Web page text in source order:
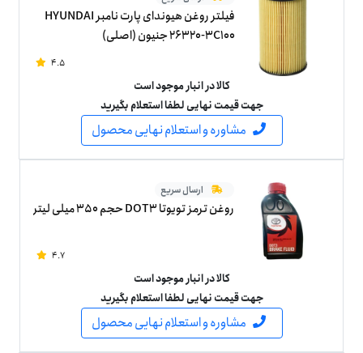
فیلتر روغن هیوندای پارت نامبر HYUNDAI
26320-3C100 جنیون (اصلی)
4.5
کالا در انبار موجود است
جهت قیمت نهایی لطفا استعلام بگیرید
مشاوره و استعلام نهایی محصول
ارسال سریع
روغن ترمز تویوتا DOT3 حجم 350 میلی لیتر
4.7
کالا در انبار موجود است
جهت قیمت نهایی لطفا استعلام بگیرید
مشاوره و استعلام نهایی محصول